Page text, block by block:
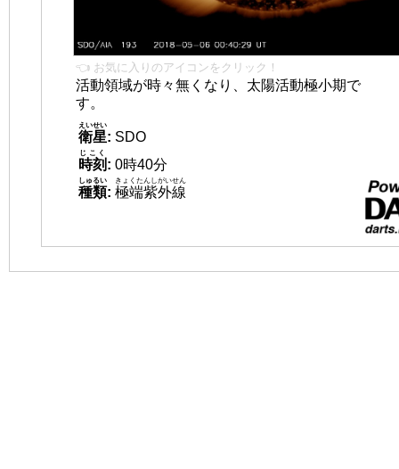
👈 お気に入りのアイコンをクリック！
活動領域が時々無くなり、太陽活動極小期で
す。
衛星
えいせい
: SDO
時刻
じこく
: 0時40分
種類
しゅるい
: 極端紫外線
きょくたんしがいせん